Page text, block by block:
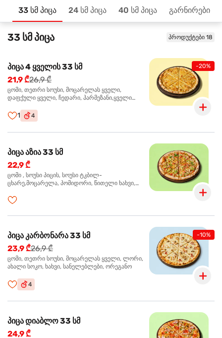
33 სმ პიცა 24 სმ პიცა 40 სმ პიცა გარნირები
მთავარზე
33 სმ პიცა პროდუქტები 18
-20%
პიცა 4 ყველის 33 სმ
21,9 ₾26,9 ₾
ცომი, თეთრი სოუსი, მოცარელას ყველი,
დაფქული ყველი, ჩედარი, პარმეზანი,ყველი
1 4
პიცა აზია 33 სმ
22,9 ₾
ცომი , სოუსი პიცის, სოუსი ტკბილ-
ცხარე,მოცარელა, პომიდორი, წითელი ხახვი,
სეზამის მარცვლის ნაზავი, ქინძი, ორეგანო
-10%
პიცა კარბონარა 33 სმ
23,9 ₾26,9 ₾
ცომი, თეთრი სოუსი, მოცარელას ყველი, ლორი,
ახალი სოკო, ხახვი, სანელებლები, ორეგანო
4
პიცა დიაბლო 33 სმ
24,9 ₾